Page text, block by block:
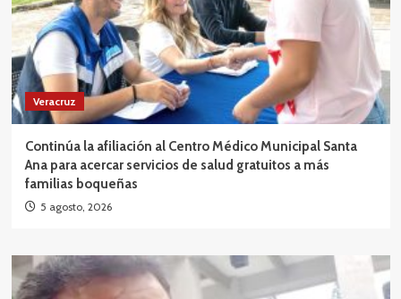
Veracruz
Continúa la afiliación al Centro Médico Municipal Santa
Ana para acercar servicios de salud gratuitos a más
familias boqueñas
5 agosto, 2026